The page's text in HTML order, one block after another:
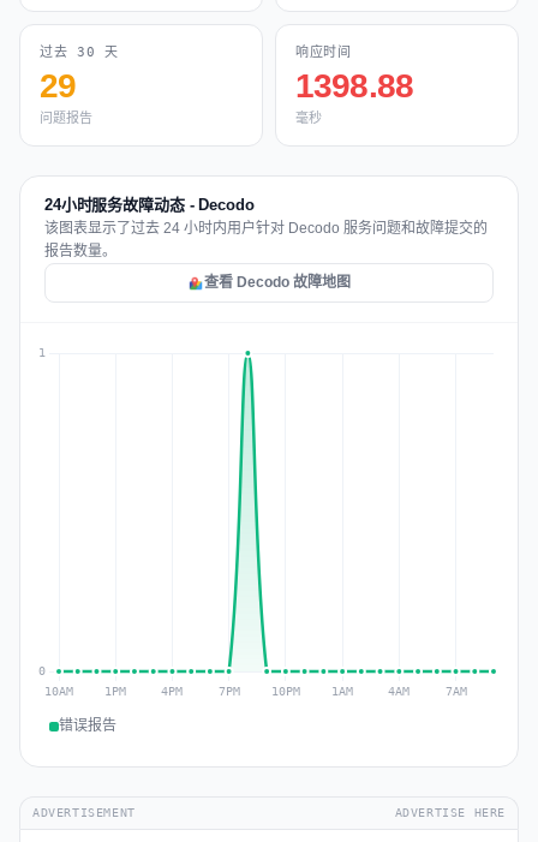
过去 30 天
29
问题报告
响应时间
1398.88
毫秒
24小时服务故障动态 - Decodo
该图表显示了过去 24 小时内用户针对 Decodo 服务问题和故障提交的
报告数量。
查看 Decodo 故障地图
错误报告
ADVERTISEMENT ADVERTISE HERE